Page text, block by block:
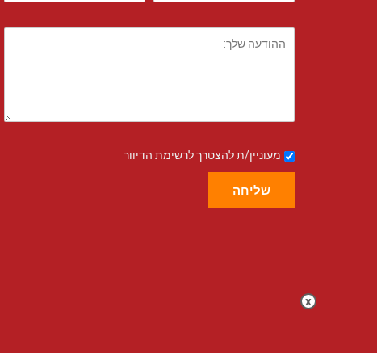
מעוניין/ת להצטרך לרשימת הדיוור
שליחה
x